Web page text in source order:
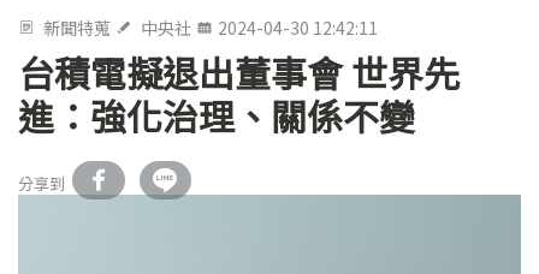
新聞特蒐 中央社 2024-04-30 12:42:11
台積電擬退出董事會 世界先
進：強化治理、關係不變
分享到